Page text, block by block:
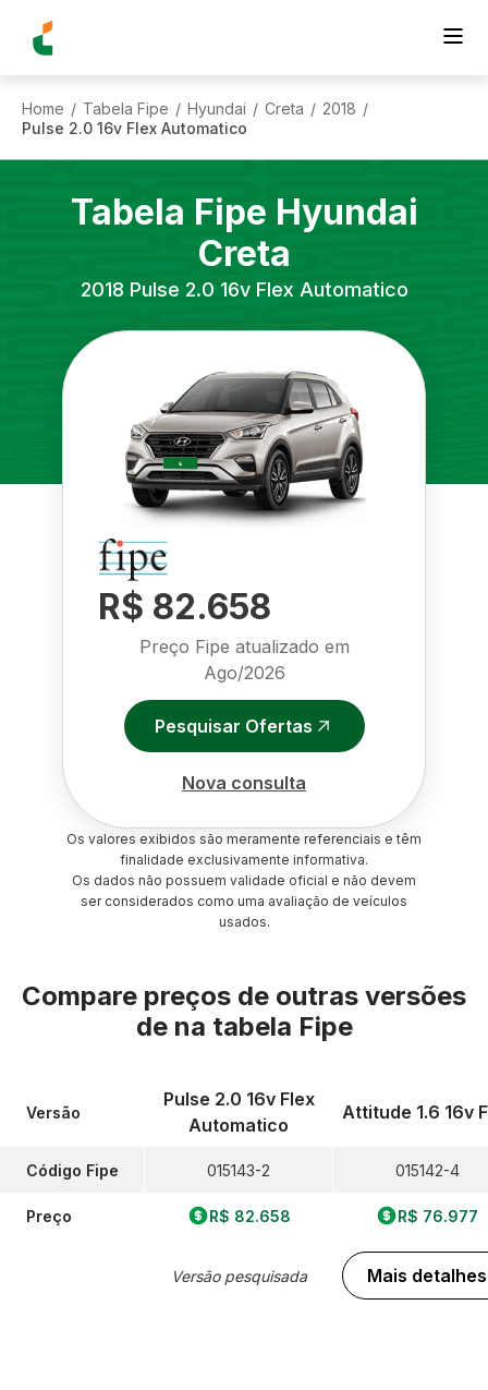
Home / Tabela Fipe / Hyundai / Creta / 2018 /
Pulse 2.0 16v Flex Automatico
Tabela Fipe Hyundai
Creta
2018 Pulse 2.0 16v Flex Automatico
R$ 82.658
Preço Fipe atualizado em
Ago/2026
Pesquisar Ofertas
Nova consulta
Os valores exibidos são meramente referenciais e têm
finalidade exclusivamente informativa.
Os dados não possuem validade oficial e não devem
ser considerados como uma avaliação de veículos
usados.
Compare preços de outras versões
de na tabela Fipe
Versão
Código Fipe
Preço
Pulse 2.0 16v Flex
Automatico
015143-2
R$ 82.658
Versão pesquisada
Attitude 1.6 16v
015142-4
R$ 76.977
Mais detalhes